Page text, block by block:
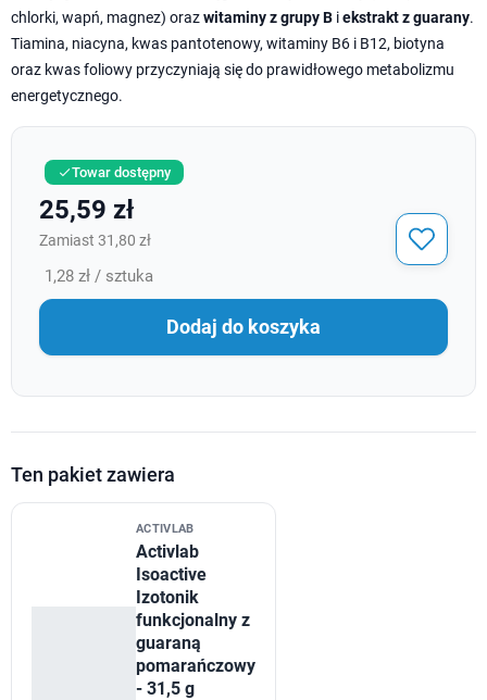
chlorki, wapń, magnez) orazwitaminy z grupy B iekstrakt z guarany.
Tiamina, niacyna, kwas pantotenowy, witaminy B6 i B12, biotyna
oraz kwas foliowy przyczyniają się do prawidłowego metabolizmu
energetycznego.
Towar dostępny
25,59 zł
Zamiast 31,80 zł
1,28 zł / sztuka
Dodaj do koszyka
Ten pakiet zawiera
ACTIVLAB
Activlab
Isoactive
Izotonik
funkcjonalny z
guaraną
pomarańczowy
- 31,5 g